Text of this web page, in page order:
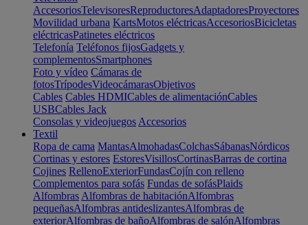
AccesoriosTelevisoresReproductoresAdaptadoresProyectores
Movilidad urbana KartsMotos eléctricasAccesoriosBicicletas
eléctricasPatinetes eléctricos
Telefonía Teléfonos fijosGadgets y
complementosSmartphones
Foto y vídeo Cámaras de
fotosTrípodesVideocámarasObjetivos
Cables Cables HDMICables de alimentaciónCables
USBCables Jack
Consolas y videojuegos Accesorios
Textil
Ropa de cama MantasAlmohadasColchasSábanasNórdicos
Cortinas y estores EstoresVisillosCortinasBarras de cortina
Cojines RellenoExteriorFundasCojín con relleno
Complementos para sofás Fundas de sofásPlaids
Alfombras Alfombras de habitaciónAlfombras
pequeñasAlfombras antideslizantesAlfombras de
exteriorAlfombras de bañoAlfombras de salónAlfombras